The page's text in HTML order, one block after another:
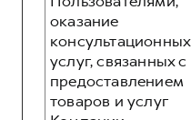
оказание
консультационных
услуг, связанных с
предоставлением
товаров и услуг